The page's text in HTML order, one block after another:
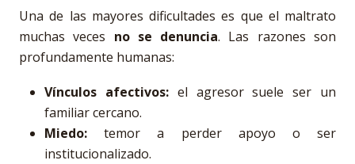
Una de las mayores dificultades es que el maltrato
muchas veces no se denuncia. Las razones son
profundamente humanas:
Vínculos afectivos:el agresor suele ser un
familiar cercano.
Miedo: temor a perder apoyo o ser
institucionalizado.